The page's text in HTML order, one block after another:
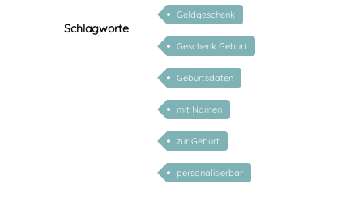
Schlagworte
Geldgeschenk
Geschenk Geburt
Geburtsdaten
mit Namen
zur Geburt
personalisierbar